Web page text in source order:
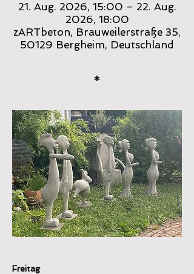
21. Aug. 2026, 15:00 – 22. Aug.
2026, 18:00
zARTbeton, Brauweilerstraße 35,
50129 Bergheim, Deutschland
*
Freitag